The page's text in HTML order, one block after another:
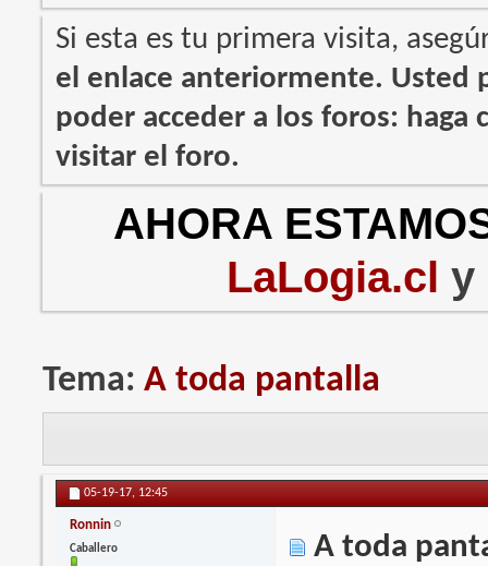
Si esta es tu primera visita,
el enlace anteriormente. Usted
poder acceder a los foros: haga
visitar el foro.
AHORA
LaLogia.cl y
Tema:A toda pantalla
05-19-17, 12:45
Ronnin
Caballero A toda